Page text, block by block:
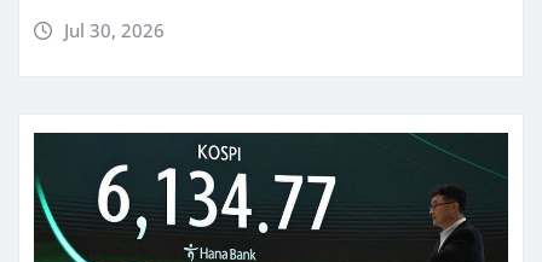
Jul 30, 2026